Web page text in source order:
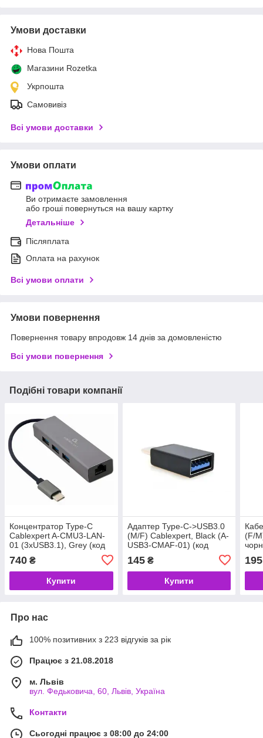
Умови доставки
Нова Пошта
Магазини Rozetka
Укрпошта
Самовивіз
Всі умови доставки
Умови оплати
Ви отримаєте замовлення
або гроші повернуться на вашу картку
Детальніше
Післяплата
Оплата на рахунок
Всі умови оплати
Умови повернення
Повернення товару впродовж 14 днів за домовленістю
Всі умови повернення
Подібні товари компанії
Концентратор Type-C
Cablexpert A-CMU3-LAN-
01 (3хUSB3.1), Grey (код
740 ₴
Купити
Адаптер Type-C->USB3.0
(M/F) Cablexpert, Black (A-
USB3-CMAF-01) (код
145₴
Купити
(F/
195
Про нас
100% позитивних з 223 відгуків за рік
Працює з 21.08.2018
м. Львів
вул. Федьковича, 60, Львів, Україна
Контакти
Сьогодні працює з 08:00 до 24:00